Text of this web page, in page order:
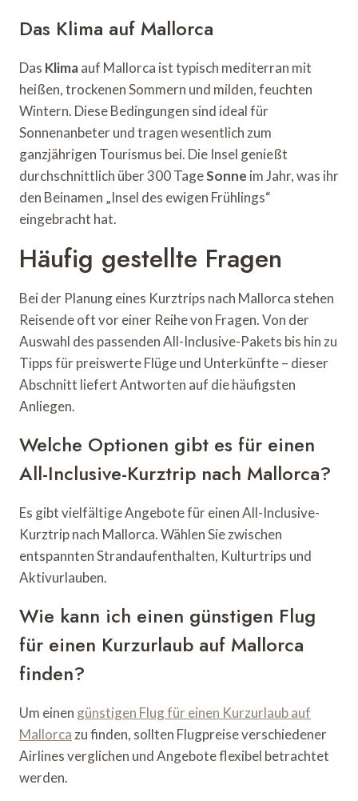
Das Klima auf Mallorca
Das Klimaauf Mallorca ist typisch mediterran mit
heißen, trockenen Sommern und milden, feuchten
Wintern. Diese Bedingungen sind ideal für
Sonnenanbeter und tragen wesentlich zum
ganzjährigen Tourismus bei. Die Insel genießt
durchschnittlich über 300 TageSonne im Jahr, was ihr
den Beinamen „Insel des ewigen Frühlings“
eingebracht hat.
Häufig gestellte Fragen
Bei der Planung eines Kurztrips nach Mallorca stehen
Reisende oft vor einer Reihe von Fragen. Von der
Auswahl des passenden All-Inclusive-Pakets bis hin zu
Tipps für preiswerte Flüge und Unterkünfte – dieser
Abschnitt liefert Antworten auf die häufigsten
Anliegen.
Welche Optionen gibt es für einen
All-Inclusive-Kurztrip nach Mallorca?
Es gibt vielfältige Angebote für einen All-Inclusive-
Kurztrip nach Mallorca. Wählen Sie zwischen
entspannten Strandaufenthalten, Kulturtrips und
Aktivurlauben.
Wie kann ich einen günstigen Flug
für einen Kurzurlaub auf Mallorca
finden?
Um einen günstigen Flug für einen Kurzurlaub auf
Mallorca zu finden, sollten Flugpreise verschiedener
Airlines verglichen und Angebote flexibel betrachtet
werden.